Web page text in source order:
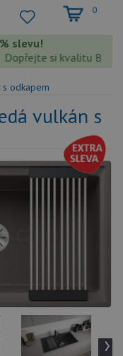
0
slevu!
Dopřejte si kvalitu
odkapem
vulkán s
›